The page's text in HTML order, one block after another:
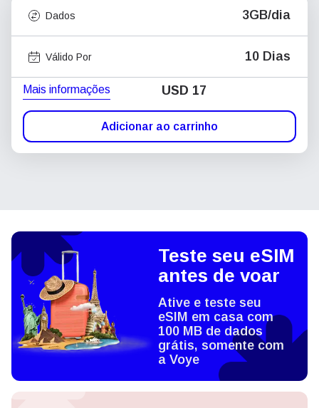
Dados 3GB/dia
Válido Por 10 Dias
Mais informações USD 17
Adicionar ao carrinho
Teste seu eSIM
antes de voar
Ative e teste seu
eSIM em casa com
100 MB de dados
grátis, somente com
a Voye